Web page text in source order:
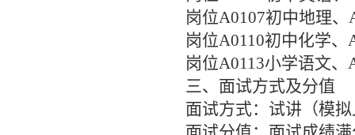
岗位A0107初中地理、
岗位A0110初中化学、
岗位A0113小学语文、
三、面试方式及分值
面试方式： 试讲（模拟